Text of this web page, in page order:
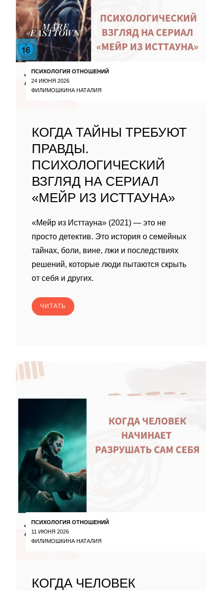
ПСИХОЛОГИЯ ОТНОШЕНИЙ
24 ИЮНЯ 2026
ФИЛИМОШКИНА НАТАЛИЯ
КОГДА ТАЙНЫ ТРЕБУЮТ
ПРАВДЫ.
ПСИХОЛОГИЧЕСКИЙ
ВЗГЛЯД НА СЕРИАЛ
«МЕЙР ИЗ ИСТТАУНА»
«Мейр из Исттауна» (2021) — это не
просто детектив. Это история о семейных
тайнах, боли, вине, лжи и последствиях
решений, которые люди пытаются скрыть
от себя и других.
ЧИТАТЬ
ПСИХОЛОГИЯ ОТНОШЕНИЙ
11 ИЮНЯ 2026
ФИЛИМОШКИНА НАТАЛИЯ
КОГДА ЧЕЛОВЕК